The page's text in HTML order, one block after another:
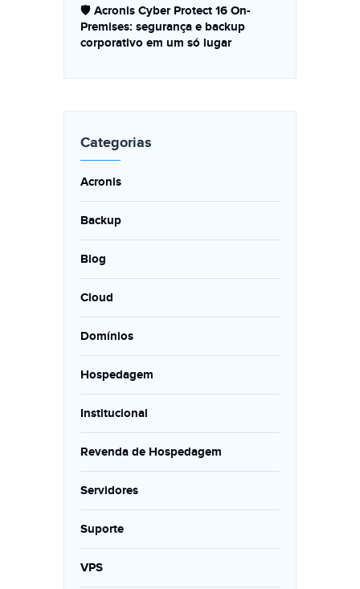
🛡️ Acronis Cyber Protect 16 On-
Premises: segurança e backup
corporativo em um só lugar
Categorias
Acronis
Backup
Blog
Cloud
Domínios
Hospedagem
Institucional
Revenda de Hospedagem
Servidores
Suporte
VPS